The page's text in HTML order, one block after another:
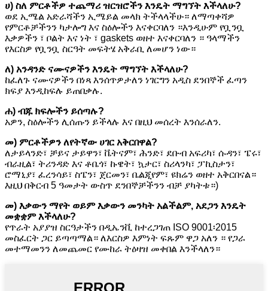
ሀ) ስለ ምርቶችዎ ተጨማሪ ዝርዝሮችን እንዴት ማግኘት እችላለሁ?
ወደ ኢሜል አድራሻችን ኢሜይል መላክ ትችላላችሁ። ለማጣቀሻዎ
የምርቶቻችንን ካታሎግ እና ስዕሎችን እናቀርባለን ።እንዲሁም የቧንቧ
እቃዎችን ፣ ቦልት እና ነት ፣ gaskets ወዘተ እናቀርባለን ። ዓላማችን
የእርስዎ የቧንቧ ስርዓት መፍትሄ አቅራቢ ለመሆን ነው።
ለ) አንዳንድ ናሙናዎችን እንዴት ማግኘት እችላለሁ?
ከፈለጉ ናሙናዎችን በነጻ እንሰጥዎታለን ነገርግን አዲስ ደንበኞች ፈጣን
ክፍያ እንዲከፍሉ ይጠበቃሉ.
ሐ) ብጁ ክፍሎችን ይሰጣሉ?
አዎን, ስዕሎችን ሊሰጡን ይችላሉ እና በዚህ መሰረት እንሰራለን.
መ) ምርቶችዎን ለየትኛው ሀገር አቅርበዋል?
ለታይላንድ፣ ቻይና ታይዋን፣ ቬትናም፣ ሕንድ፣ ደቡብ አፍሪካ፣ ሱዳን፣ ፔሩ፣
ብራዚል፣ ትሪንዳድ እና ቶቤጎ፣ ኩዌት፣ ኳታር፣ ስሪላንካ፣ ፓኪስታን፣
ሮማኒያ፣ ፈረንሳይ፣ ስፔን፣ ጀርመን፣ ቤልጂየም፣ ዩክሬን ወዘተ አቅርበናል።
እዚህ በቅርብ 5 ዓመታት ውስጥ ደንበኞቻችንን ብቻ ያካትቱ።)
መ) እቃውን ማየት ወይም እቃውን መንካት አልችልም, አደጋን እንዴት
መቋቋም እችላለሁ?
የጥራት አያያዝ ስርዓታችን በዲኤንቪ ከተረጋገጠ ISO 9001፡2015
መስፈርት ጋር ይጣጣማል። ለእርስዎ እምነት ፍጹም ዋጋ አለን ። የጋራ
መተማመንን ለመጨመር የሙከራ ትዕዛዝ መቀበል እንችላለን።